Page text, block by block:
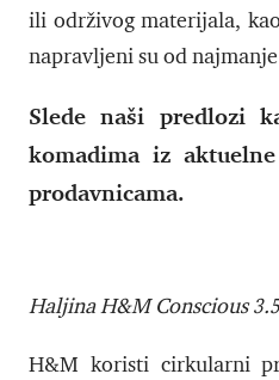
ili održivog materijala,
napravljeni su od
Slede naši predlozi
komadima iz
prodavnicama.
Haljina H&M Conscious
H&M koristi cirkularni